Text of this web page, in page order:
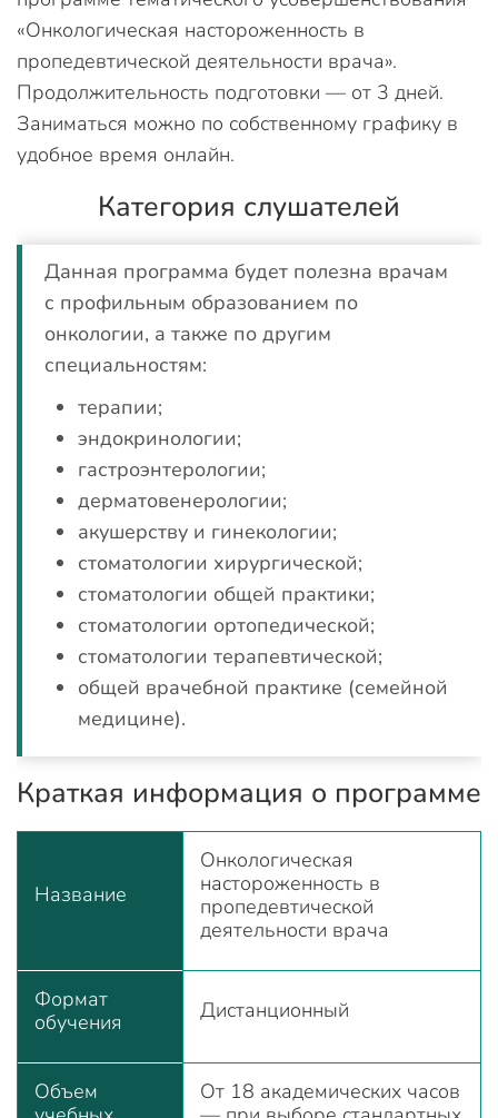
«Онкологическая настороженность в
пропедевтической деятельности врача».
Продолжительность подготовки — от 3 дней.
Заниматься можно по собственному графику в
удобное время онлайн.
Категория слушателей
Данная программа будет полезна врачам
с профильным образованием по
онкологии, а также по другим
специальностям:
терапии;
эндокринологии;
гастроэнтерологии;
дерматовенерологии;
акушерству и гинекологии;
стоматологии хирургической;
стоматологии общей практики;
стоматологии ортопедической;
стоматологии терапевтической;
общей врачебной практике (семейной
медицине).
Краткая информация о программе
Название
Онкологическая
настороженность в
пропедевтической
деятельности врача
Формат
обучения
Дистанционный
Объем
От 18 академических часов